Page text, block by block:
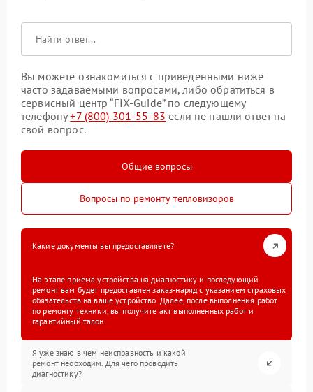
Вы можете ознакомиться с приведенными ниже
часто задаваемыми вопросами, либо обратиться в
сервисный центр “FIX-Guide” по следующему
телефону+7 (800) 301-55-83 если не нашли ответ на
свой вопрос.
Общие вопросы
Вопросы по ремонту тепловизоров
Какие документы вы предоставляете?
На этапе приема устройства на диагностику и последующий
ремонт вам будет предоставлен заказ-наряд с указанием страховых
обязательств на ваше устройство. Далее, после выполнения работ
по ремонту техники, вы получите акт выполненных работ и
гарантийный талон.
Я уже знаю в чем неисправность и какой
ремонт необходим. Для чего проводить
диагностику?